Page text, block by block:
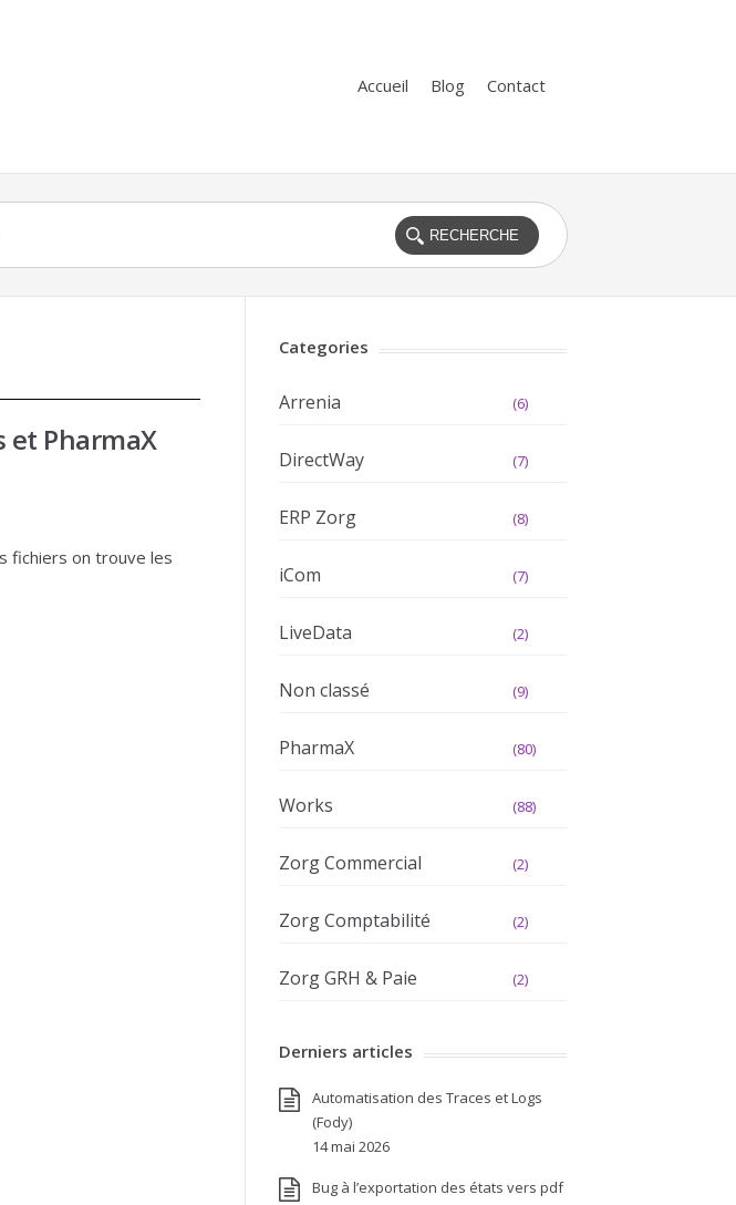
Accueil Blog Contact
et PharmaX
fichiers on trouve les
Categories
Arrenia (6)
DirectWay (7)
ERP Zorg (8)
iCom (7)
LiveData (2)
Non classé (9)
PharmaX (80)
Works (88)
Zorg Commercial (2)
Zorg Comptabilité (2)
Zorg GRH & Paie (2)
Derniers articles
Automatisation des Traces et Logs
(Fody)
14 mai 2026
Bug à l’exportation des états vers pdf